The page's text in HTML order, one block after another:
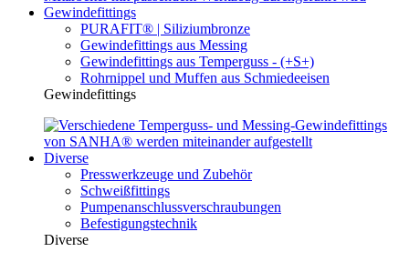
Gewindefittings
PURAFIT® | Siliziumbronze
Gewindefittings aus Messing
Gewindefittings aus Temperguss - (+S+)
Rohrnippel und Muffen aus Schmiedeeisen
Gewindefittings
Diverse
Presswerkzeuge und Zubehör
Schweißfittings
Pumpenanschlussverschraubungen
Befestigungstechnik
Diverse